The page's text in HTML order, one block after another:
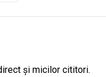
și micilor cititori.